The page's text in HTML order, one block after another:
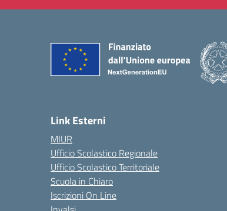
Link Esterni
MIUR
Ufficio Scolastico Regionale
Ufficio Scolastico Territoriale
Scuola in Chiaro
Iscrizioni On Line